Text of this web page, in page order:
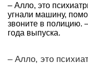
– Алло, это
угнали машину,
звоните в полицию.
года выпуска.
– Алло, это